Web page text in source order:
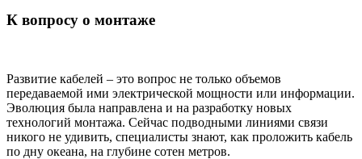
К вопросу о монтаже
Развитие кабелей – это вопрос не только объемов
передаваемой ими электрической мощности или информации.
Эволюция была направлена и на разработку новых
технологий монтажа. Сейчас подводными линиями связи
никого не удивить, специалисты знают, как проложить кабель
по дну океана, на глубине сотен метров.